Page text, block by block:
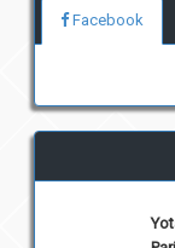
Facebook